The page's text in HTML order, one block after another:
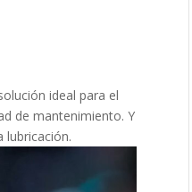
ideal para el
de mantenimiento. Y
lubricación.